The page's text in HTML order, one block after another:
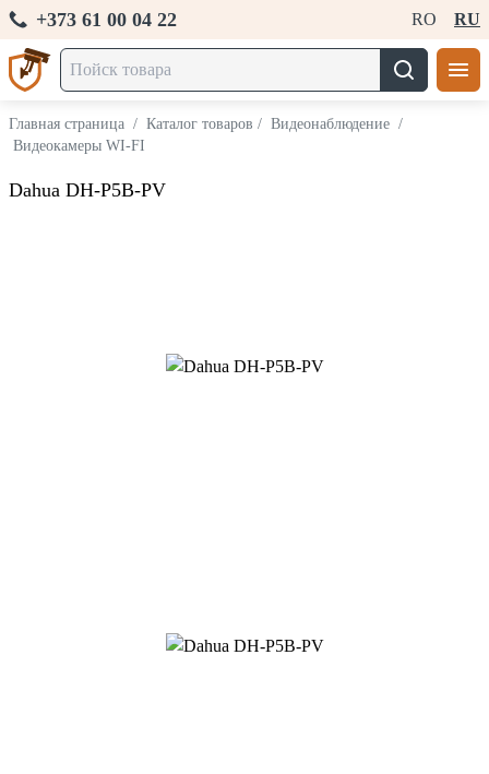
+373 61 00 04 22 RO RU
Главная страница / Каталог товаров / Видеонаблюдение /
Видеокамеры WI-FI
Dahua DH-P5B-PV